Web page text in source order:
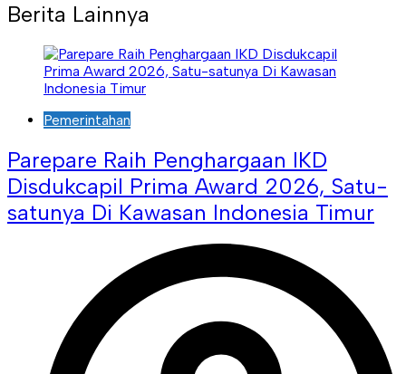
Berita Lainnya
Pemerintahan
Parepare Raih Penghargaan IKD
Disdukcapil Prima Award 2026, Satu-
satunya Di Kawasan Indonesia Timur